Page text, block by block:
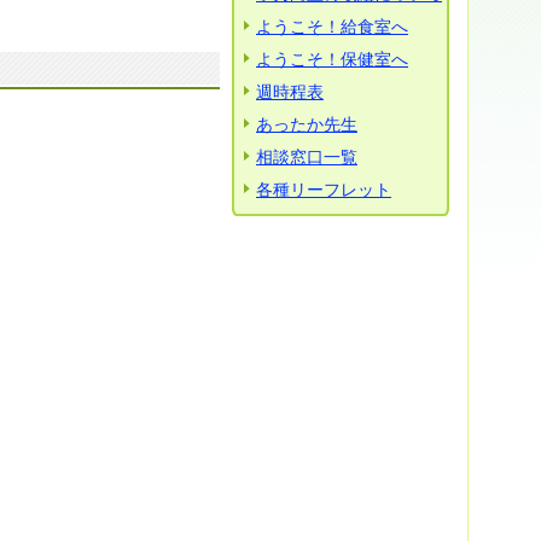
ようこそ！給食室へ
ようこそ！保健室へ
週時程表
あったか先生
相談窓口一覧
各種リーフレット